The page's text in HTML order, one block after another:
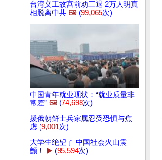
台湾义工故宫前劝三退 2万人明真
相脱离中共 🖼️ (99,065次)
中国青年就业现状：“就业质量非
常差” 🖼️ (74,698次)
援俄朝鲜士兵家属忍受恐惧与焦
虑 (9,001次)
大学生绝望了 中国社会火山震
颤！
▶️ (95,594次)